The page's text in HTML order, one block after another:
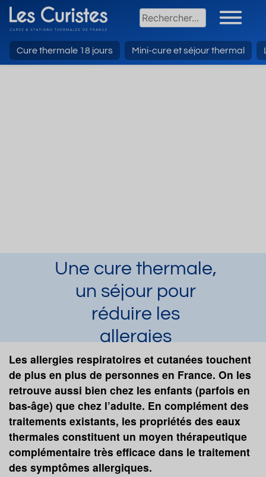
Cure thermale 18 jours Mini-cure et séjour thermal
Une cure thermale,
un séjour pour
réduire les
allergies
Article publié parLaura Dupuy le 11/03/2018
et mis à jour le 16/04/2026
Allergies respiratoires
Rhinite allergique
Asthme
Hydrothérapie externe
Hydrothérapie interne
Demander une documentation
Les allergies respiratoires et cutanées touchent
de plus en plus de personnes en France. On les
retrouve aussi bien chez les enfants (parfois en
bas-âge) que chez l’adulte. En complément des
traitements existants, les propriétés des eaux
thermales constituent un moyen thérapeutique
complémentaire très efficace dans le traitement
des symptômes allergiques.